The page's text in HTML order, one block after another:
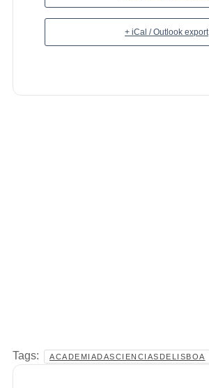
+ iCal / Outlook export
Tags: ACADEMIADASCIENCIASDELISBOA